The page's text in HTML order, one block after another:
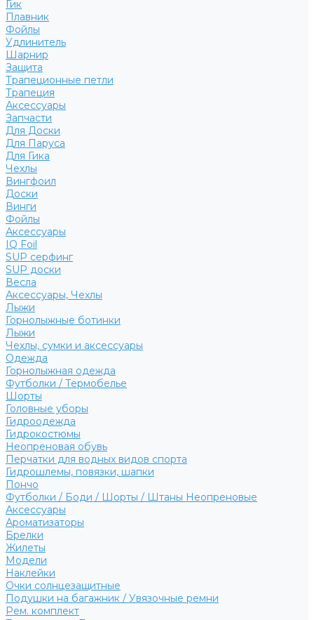
Гик
Плавник
Фойлы
Удлинитель
Шарнир
Защита
Трапеционные петли
Трапеция
Аксессуары
Запчасти
Для Доски
Для Паруса
Для Гика
Чехлы
Вингфоил
Доски
Винги
Фойлы
Аксессуары
IQ Foil
SUP серфинг
SUP доски
Весла
Аксессуары, Чехлы
Лыжи
Горнолыжные ботинки
Лыжи
Чехлы, сумки и аксессуары
Одежда
Горнолыжная одежда
Футболки / Термобелье
Шорты
Головные уборы
Гидроодежда
Гидрокостюмы
Неопреновая обувь
Перчатки для водных видов спорта
Гидрошлемы, повязки, шапки
Пончо
Футболки / Боди / Шорты / Штаны Неопреновые
Аксессуары
Ароматизаторы
Брелки
Жилеты
Модели
Наклейки
Очки солнцезащитные
Подушки на багажник / Увязочные ремни
Рем. комплект